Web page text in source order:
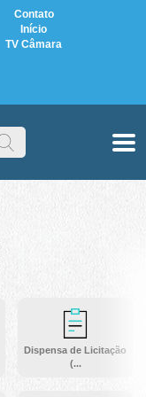
Contato
Início
TV Câmara
Dispensa de Licitação
(...